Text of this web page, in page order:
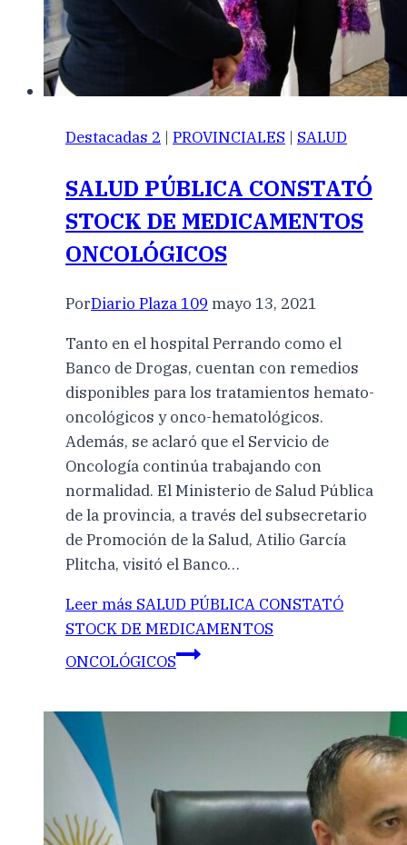
Destacadas 2 | PROVINCIALES | SALUD
SALUD PÚBLICA CONSTATÓ
STOCK DE MEDICAMENTOS
ONCOLÓGICOS
PorDiario Plaza 109 mayo 13, 2021
Tanto en el hospital Perrando como el
Banco de Drogas, cuentan con remedios
disponibles para los tratamientos hemato-
oncológicos y onco-hematológicos.
Además, se aclaró que el Servicio de
Oncología continúa trabajando con
normalidad. El Ministerio de Salud Pública
de la provincia, a través del subsecretario
de Promoción de la Salud, Atilio García
Plitcha, visitó el Banco…
Leer más SALUD PÚBLICA CONSTATÓ
STOCK DE MEDICAMENTOS
ONCOLÓGICOS